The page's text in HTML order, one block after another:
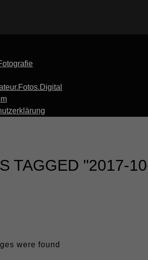
TAGGED "2017-
were found